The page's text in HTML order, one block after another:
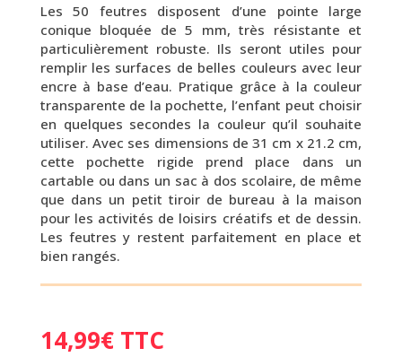
Les 50 feutres disposent d’une pointe large
conique bloquée de 5 mm, très résistante et
particulièrement robuste. Ils seront utiles pour
remplir les surfaces de belles couleurs avec leur
encre à base d’eau. Pratique grâce à la couleur
transparente de la pochette, l’enfant peut choisir
en quelques secondes la couleur qu’il souhaite
utiliser. Avec ses dimensions de 31 cm x 21.2 cm,
cette pochette rigide prend place dans un
cartable ou dans un sac à dos scolaire, de même
que dans un petit tiroir de bureau à la maison
pour les activités de loisirs créatifs et de dessin.
Les feutres y restent parfaitement en place et
bien rangés.
14,99€ TTC